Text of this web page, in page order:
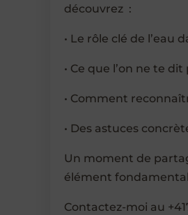
découvrez :
• Le rôle clé de l’eau
• Ce que l’on ne te
• Comment
• Des astuces
Un moment de
élément
Contactez-moi au